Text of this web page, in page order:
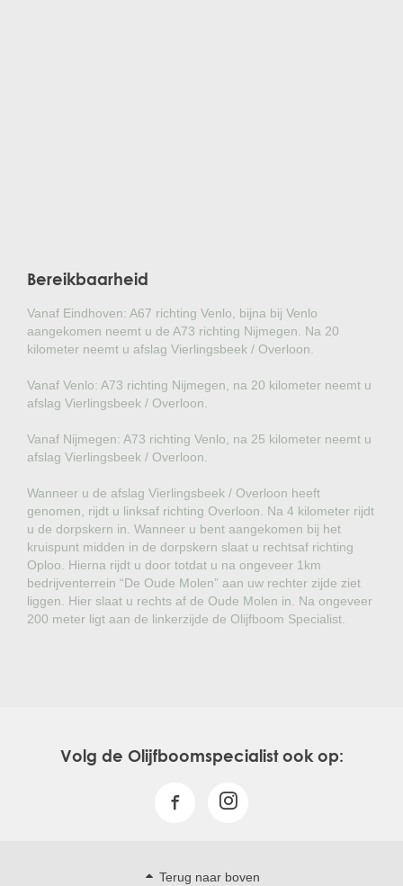
Bereikbaarheid
Vanaf Eindhoven: A67 richting Venlo, bijna bij Venlo
aangekomen neemt u de A73 richting Nijmegen. Na 20
kilometer neemt u afslag Vierlingsbeek / Overloon.
Vanaf Venlo: A73 richting Nijmegen, na 20 kilometer neemt u
afslag Vierlingsbeek / Overloon.
Vanaf Nijmegen: A73 richting Venlo, na 25 kilometer neemt u
afslag Vierlingsbeek / Overloon.
Wanneer u de afslag Vierlingsbeek / Overloon heeft
genomen, rijdt u linksaf richting Overloon. Na 4 kilometer rijdt
u de dorpskern in. Wanneer u bent aangekomen bij het
kruispunt midden in de dorpskern slaat u rechtsaf richting
Oploo. Hierna rijdt u door totdat u na ongeveer 1km
bedrijventerrein “De Oude Molen” aan uw rechter zijde ziet
liggen. Hier slaat u rechts af de Oude Molen in. Na ongeveer
200 meter ligt aan de linkerzijde de Olijfboom Specialist.
Volg de Olijfboomspecialist ook op:
Terug naar boven